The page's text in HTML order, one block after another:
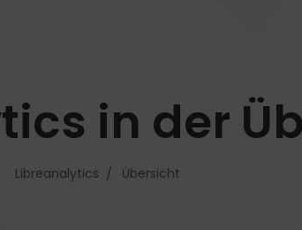
in der
Libreanalytics Übersicht